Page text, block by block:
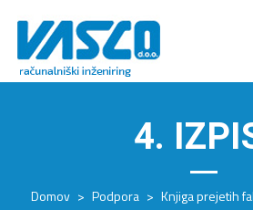
4.
Domov > Podpora > Knjiga prejetih